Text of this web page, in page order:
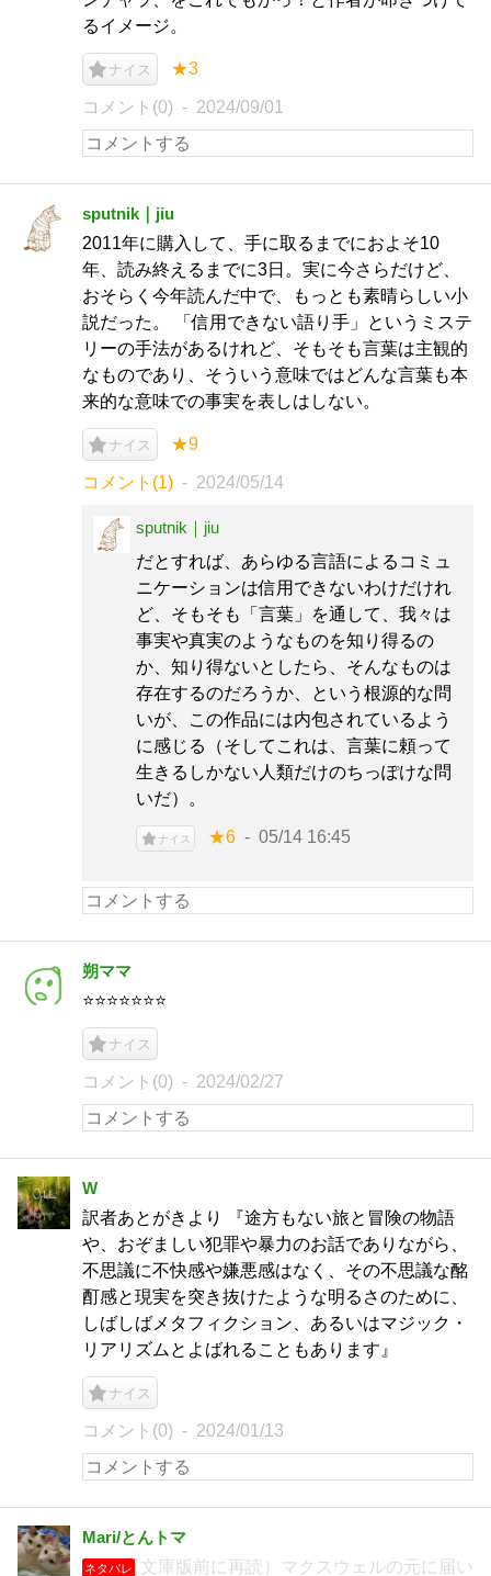
るイメージ。
ナイス ★3
コメント(0) 2024/09/01
sputnik｜jiu
2011年に購入して、手に取るまでにおよそ10
年、読み終えるまでに3日。実に今さらだけど、
おそらく今年読んだ中で、もっとも素晴らしい小
説だった。 「信用できない語り手」というミステ
リーの手法があるけれど、そもそも言葉は主観的
なものであり、そういう意味ではどんな言葉も本
来的な意味での事実を表しはしない。
ナイス ★9
コメント(1) 2024/05/14
sputnik｜jiu
だとすれば、あらゆる言語によるコミュ
ニケーションは信用できないわけだけれ
ど、そもそも「言葉」を通して、我々は
事実や真実のようなものを知り得るの
か、知り得ないとしたら、そんなものは
存在するのだろうか、という根源的な問
いが、この作品には内包されているよう
に感じる（そしてこれは、言葉に頼って
生きるしかない人類だけのちっぽけな問
いだ）。
ナイス ★6 05/14 16:45
朔ママ
⭐️⭐️⭐️⭐️⭐️⭐️⭐️
ナイス
コメント(0) 2024/02/27
W
訳者あとがきより 『途方もない旅と冒険の物語
や、おぞましい犯罪や暴力のお話でありながら、
不思議に不快感や嫌悪感はなく、その不思議な酩
酊感と現実を突き抜けたような明るさのために、
しばしばメタフィクション、あるいはマジック・
リアリズムとよばれることもあります』
ナイス
コメント(0) 2024/01/13
Mari/とんトマ
ネタバレ
文庫版前に再読）マクスウェルの元に届い